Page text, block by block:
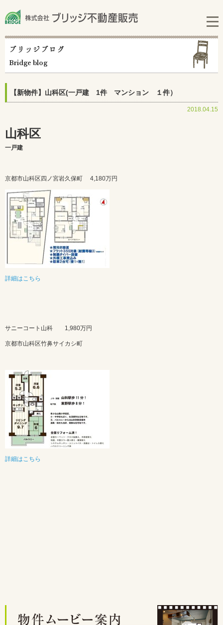
ブリッジブログ
Bridge blog
【新物件】山科区(一戸建 1件 マンション １件）
2018.04.15
山科区
一戸建
京都市山科区四ノ宮岩久保町 4,180万円
詳細はこちら
サニーコート山科 1,980万円
京都市山科区竹鼻サイカシ町
詳細はこちら